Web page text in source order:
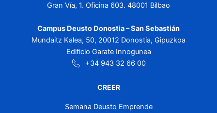
Gran Vía, 1. Oficina 603. 48001 Bilbao
Campus Deusto Donostia – San Sebastián
Mundaitz Kalea, 50, 20012 Donostia, Gipuzkoa
Edificio Garate Innogunea
+34 943 32 66 00
CREER
Semana Deusto Emprende